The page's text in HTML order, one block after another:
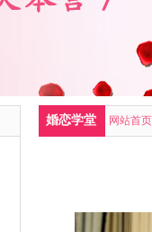
婚恋学堂 网站首页